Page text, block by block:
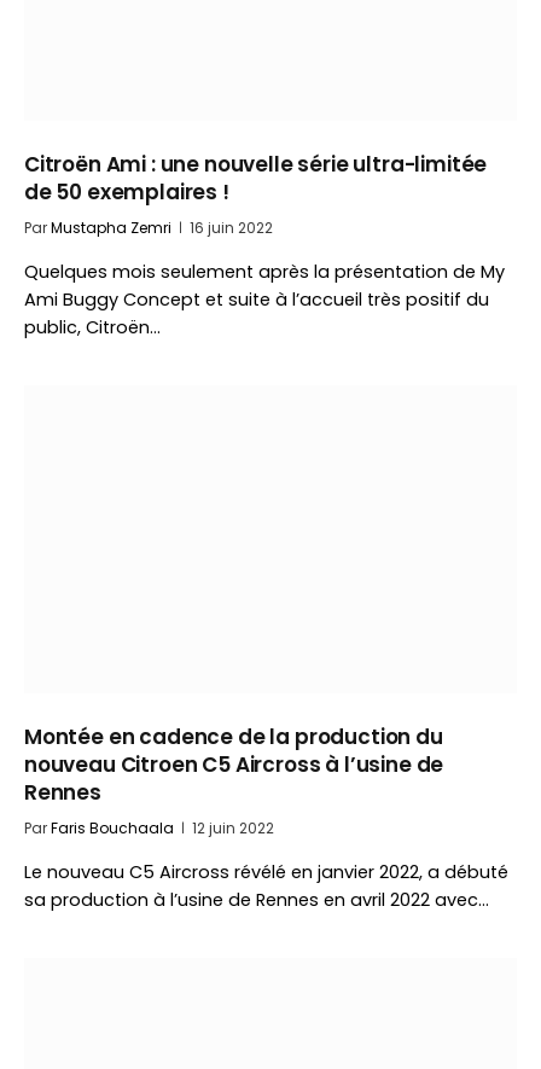
Citroën Ami : une nouvelle série ultra-limitée
de 50 exemplaires !
ParMustapha Zemri 16 juin 2022
Quelques mois seulement après la présentation de My
Ami Buggy Concept et suite à l’accueil très positif du
public, Citroën…
Montée en cadence de la production du
nouveau Citroen C5 Aircross à l’usine de
Rennes
ParFaris Bouchaala 12 juin 2022
Le nouveau C5 Aircross révélé en janvier 2022, a débuté
sa production à l’usine de Rennes en avril 2022 avec…